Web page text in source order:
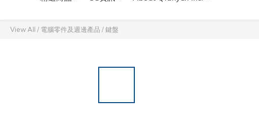
View All / 電腦零件及週邊產品 /鍵盤